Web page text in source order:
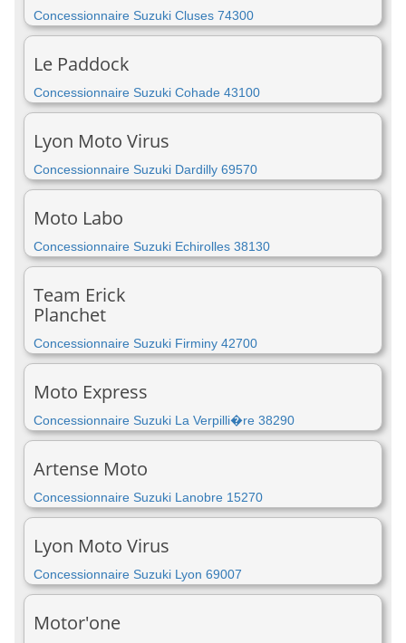
Concessionnaire Suzuki Cluses 74300
Le Paddock
Concessionnaire Suzuki Cohade 43100
Lyon Moto Virus
Concessionnaire Suzuki Dardilly 69570
Moto Labo
Concessionnaire Suzuki Echirolles 38130
Team Erick
Planchet
Concessionnaire Suzuki Firminy 42700
Moto Express
Concessionnaire Suzuki La Verpilli�re 38290
Artense Moto
Concessionnaire Suzuki Lanobre 15270
Lyon Moto Virus
Concessionnaire Suzuki Lyon 69007
Motor'one